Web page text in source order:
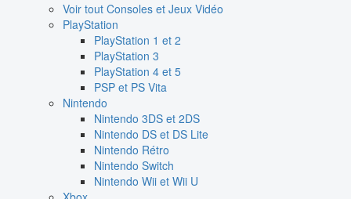
Voir tout Consoles et Jeux Vidéo
PlayStation
PlayStation 1 et 2
PlayStation 3
PlayStation 4 et 5
PSP et PS Vita
Nintendo
Nintendo 3DS et 2DS
Nintendo DS et DS Lite
Nintendo Rétro
Nintendo Switch
Nintendo Wii et Wii U